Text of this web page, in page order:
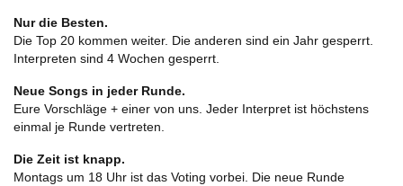
Nur die Besten.
Die Top 20 kommen weiter. Die anderen sind ein Jahr gesperrt.
Interpreten sind 4 Wochen gesperrt.
Neue Songs in jeder Runde.
Eure Vorschläge + einer von uns. Jeder Interpret ist höchstens
einmal je Runde vertreten.
Die Zeit ist knapp.
Montags um 18 Uhr ist das Voting vorbei. Die neue Runde